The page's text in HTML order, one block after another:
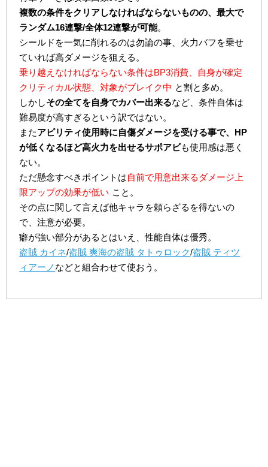
複数の条件をクリアしなければならないものの、最大で
ランダム16連撃/全体12連撃が可能。
シールドを一気に削れるのは勿論の事、火力バフを乗せ
ていれば高ダメージを狙える。
乗り越えなければならない条件はBP3消費、自身が確定
クリティカル状態、対象がブレイク中 と割と多め。
しかしその全てを自身でカバー出来るなど、条件自体は
難易度が高すぎるという訳ではない。
またアビリティ使用時に自傷ダメージを受ける事で、HP
が低くなるほど高火力を出せるサポアビも使用感は悪く
ない。
ただ懸念すべきポイントは自前で用意出来るダメージ上
限アップの効果が低い こと。
その点に関して言えば他キャラを頼らざるを得ないの
で、注意が必要。
癖が強い部分があるとはいえ、性能自体は優秀。
盗賊 カイネ/盗賊 爽海の盗賊 タトゥロック/盗賊 ティツ
ィアーノ などと組合わせて使おう。